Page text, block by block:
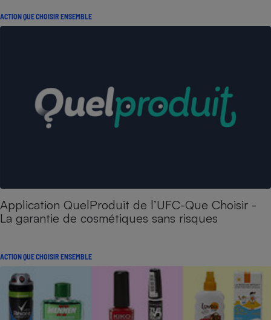
ACTION QUE CHOISIR ENSEMBLE
Application QuelProduit de l’UFC-Que Choisir -
La garantie de cosmétiques sans risques
ACTION QUE CHOISIR ENSEMBLE